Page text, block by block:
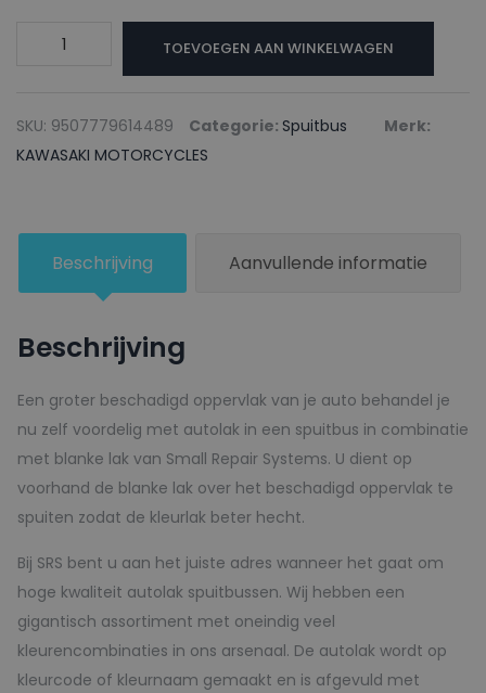
KAWASAKI
+
Blanke
36P
PEARL
MYSTIC
-
aantal
TOEVOEGEN AAN WINKELWAGEN
SKU: 9507779614489 Categorie: Spuitbus
Merk:
KAWASAKI MOTORCYCLES
Beschrijving Aanvullende informatie
Beschrijving
Een groter beschadigd oppervlak van je auto behandel je
nu zelf voordelig met autolak in een spuitbus in combinatie
met blanke lak van Small Repair Systems. U dient op
voorhand de blanke lak over het beschadigd oppervlak te
spuiten zodat de kleurlak beter hecht.
Bij SRS bent u aan het juiste adres wanneer het gaat om
hoge kwaliteit autolak spuitbussen. Wij hebben een
gigantisch assortiment met oneindig veel
kleurencombinaties in ons arsenaal. De autolak wordt op
kleurcode of kleurnaam gemaakt en is afgevuld met